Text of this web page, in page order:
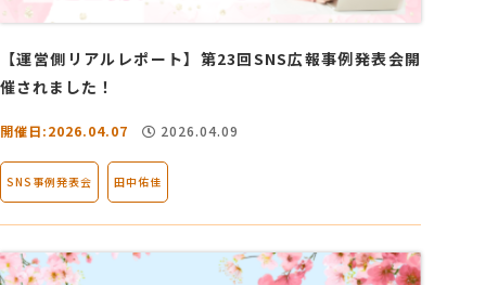
【運営側リアルレポート】第23回SNS広報事例発表会開
催されました！
開催日:2026.04.07 2026.04.09
SNS事例発表会 田中佑佳